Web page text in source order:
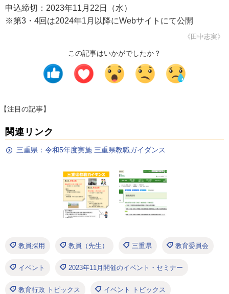
申込締切：2023年11月22日（水）
※第3・4回は2024年1月以降にWebサイトにて公開
《田中志実》
この記事はいかがでしたか？
【注目の記事】
関連リンク
三重県：令和5年度実施 三重県教職ガイダンス
教員採用 教員（先生） 三重県 教育委員会
イベント 2023年11月開催のイベント・セミナー
教育行政 トピックス イベント トピックス